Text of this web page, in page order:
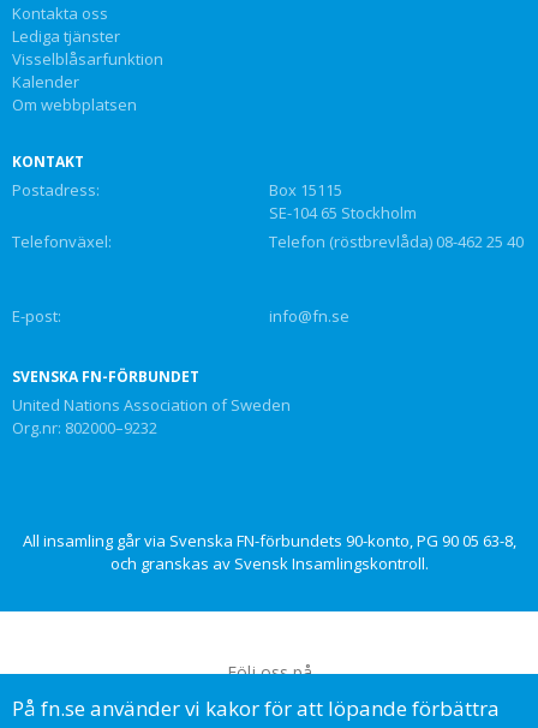
Kontakta oss
Lediga tjänster
Visselblåsarfunktion
Kalender
Om webbplatsen
KONTAKT
Postadress:
Box 15115
SE-104 65 Stockholm
Telefonväxel:
Telefon (röstbrevlåda) 08-462 25 40
E-post: info@fn.se
SVENSKA FN-FÖRBUNDET
United Nations Association of Sweden
Org.nr: 802000–9232
All insamling går via Svenska FN-förbundets 90-konto, PG 90 05 63-8,
och granskas av Svensk Insamlingskontroll.
Följ oss på
På fn.se använder vi kakor för att löpande förbättra